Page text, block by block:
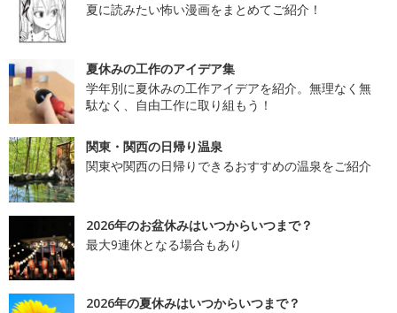
夏に読みたい怖い漫画をまとめてご紹介！
夏休みの工作のアイデア集
学年別に夏休みの工作アイデアを紹介。無理なく無
駄なく、自由工作に取り組もう！
関東・関西の日帰り温泉
関東や関西の日帰りできるおすすめの温泉をご紹介
2026年のお盆休みはいつからいつまで？
最大9連休となる場合もあり
2026年の夏休みはいつからいつまで？